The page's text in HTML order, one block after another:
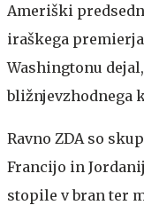
Ameriški
iraškega premierja
Washingtonu
bližnjevzhodnega
Ravno ZDA so
Francijo in
stopile v bran ter